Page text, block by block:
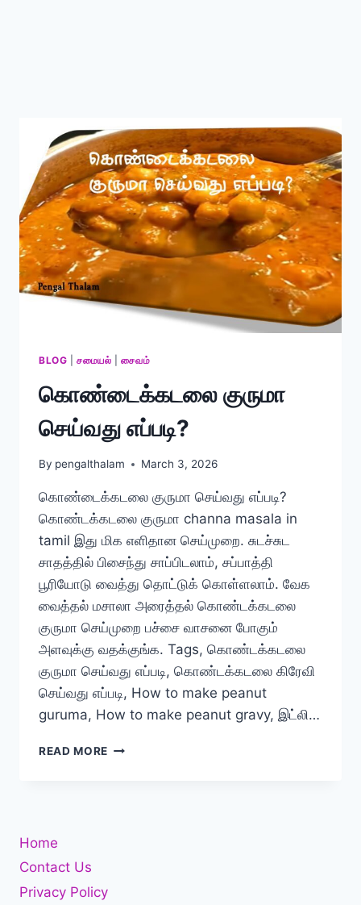
BLOG |சமையல் |சைவம்
கொண்டைக்கடலை குருமா
செய்வது எப்படி?
By pengalthalam March 3, 2026
கொண்டைக்கடலை குருமா செய்வது எப்படி?
கொண்டக்கடலை குருமா channa masala in
tamil இது மிக எளிதான செய்முறை. சுடச்சுட
சாதத்தில் பிசைந்து சாப்பிடலாம், சப்பாத்தி
பூரியோடு வைத்து தொட்டுக் கொள்ளலாம். வேக
வைத்தல் மசாலா அரைத்தல் கொண்டக்கடலை
குருமா செய்முறை பச்சை வாசனை போகும்
அளவுக்கு வதக்குங்க. Tags, கொண்டக்கடலை
குருமா செய்வது எப்படி, கொண்டக்கடலை கிரேவி
செய்வது எப்படி, How to make peanut
guruma, How to make peanut gravy, இட்லி…
READ MORE கொண்டைக்கடலை
Home
Contact Us
Privacy Policy